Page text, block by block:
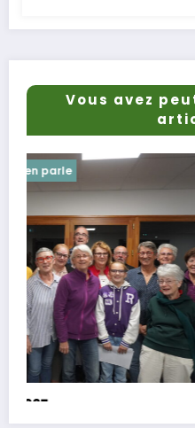
Vous avez
Lagastet : le
platanes
7 juillet 2025